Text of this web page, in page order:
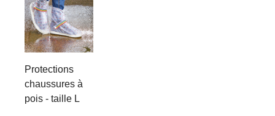
Protections
chaussures à
pois - taille L